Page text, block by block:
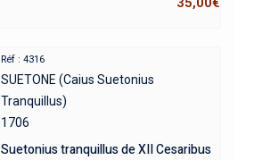
Réf : 4316
SUETONE (Caius Suetonius
Tranquillus)
1706
Suetonius tranquillus de XII Cesaribus